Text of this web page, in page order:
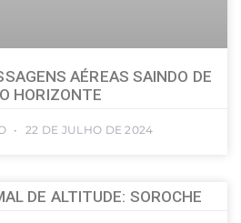
AÉREAS SAINDO DE
HORIZONTE
22 DE JULHO DE 2024
DE ALTITUDE: SOROCHE